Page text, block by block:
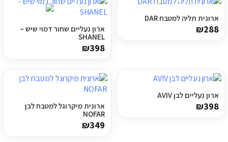
צור קשר
הצהרת נגישות
מדיניות פרטיות
ארונית תליה למטבח DAR
₪288
ארון נעליים שחור דמוי שיש –
SHANEL
₪398
ארון נעליים לבן AVIV
₪398
ארונית מיקרוגל למטבח לבן
NOFAR
₪349